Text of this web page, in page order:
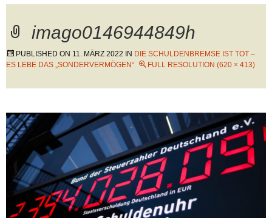
imago0146944849h
PUBLISHED ON 11. MÄRZ 2022 IN DIE SCHULDENBREMSE IST TOT –
ES LEBE DAS „SONDERVERMÖGEN“
FULL RESOLUTION (620 × 413)